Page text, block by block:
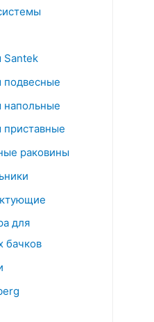
Santek
подвесные
напольные
приставные
раковины
для
бачков